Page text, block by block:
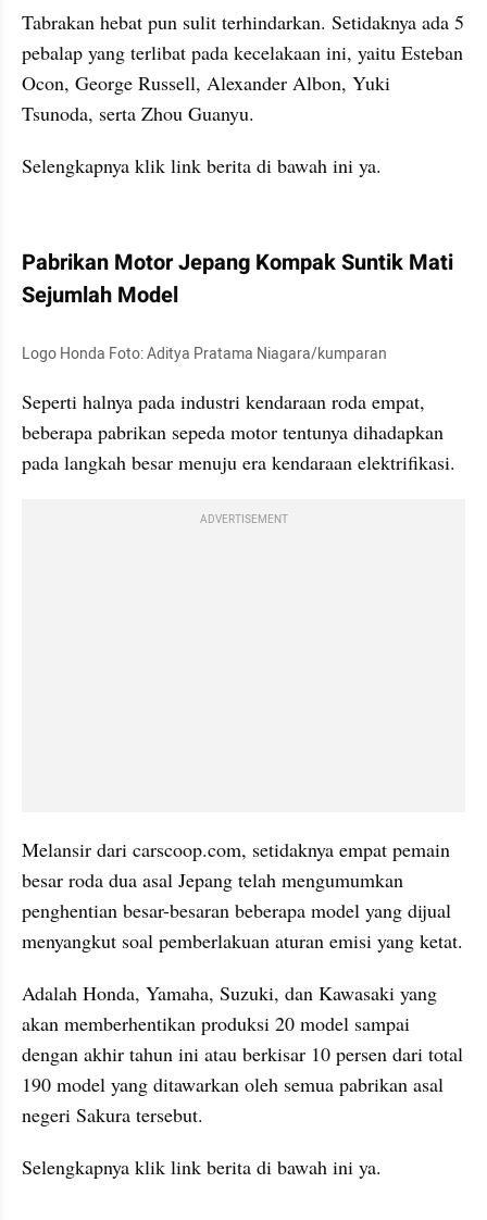
Tabrakan hebat pun sulit terhindarkan. Setidaknya ada 5
pebalap yang terlibat pada kecelakaan ini, yaitu Esteban
Ocon, George Russell, Alexander Albon, Yuki
Tsunoda, serta Zhou Guanyu.
Selengkapnya klik link berita di bawah ini ya.
Pabrikan Motor Jepang Kompak Suntik Mati
Sejumlah Model
Logo Honda Foto: Aditya Pratama Niagara/kumparan
Seperti halnya pada industri kendaraan roda empat,
beberapa pabrikan sepeda motor tentunya dihadapkan
pada langkah besar menuju era kendaraan elektrifikasi.
ADVERTISEMENT
Melansir dari carscoop.com, setidaknya empat pemain
besar roda dua asal Jepang telah mengumumkan
penghentian besar-besaran beberapa model yang dijual
menyangkut soal pemberlakuan aturan emisi yang ketat.
Adalah Honda, Yamaha, Suzuki, dan Kawasaki yang
akan memberhentikan produksi 20 model sampai
dengan akhir tahun ini atau berkisar 10 persen dari total
190 model yang ditawarkan oleh semua pabrikan asal
negeri Sakura tersebut.
Selengkapnya klik link berita di bawah ini ya.